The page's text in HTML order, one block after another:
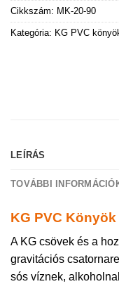
Cikkszám: MK-20-90
Kategória: KG PVC
LEÍRÁS
TOVÁBBI
KG PVC Könyök
A KG csövek és a
gravitációs
sós víznek,